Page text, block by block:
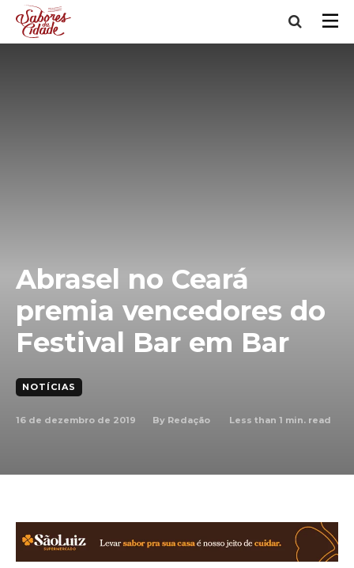
Abrasel no Ceará
premia vencedores do
Festival Bar em Bar
NOTÍCIAS
16 de dezembro de 2019 By Redação Less than 1 min. read